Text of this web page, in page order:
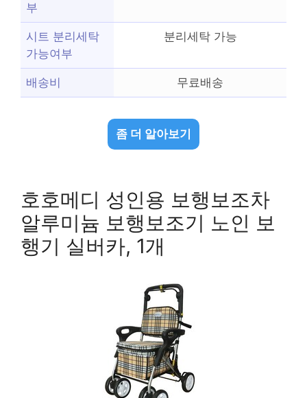
부
시트 분리세탁
가능여부
분리세탁 가능
배송비 무료배송
좀 더 알아보기
호호메디 성인용 보행보조차
알루미늄 보행보조기 노인 보
행기 실버카, 1개